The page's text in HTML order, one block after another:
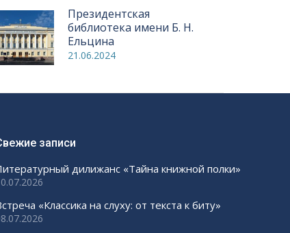
Президентская
библиотека имени Б. Н.
Ельцина
21.06.2024
записи
дилижанс «Тайна книжной полки»
«Классика на слуху: от текста к биту»